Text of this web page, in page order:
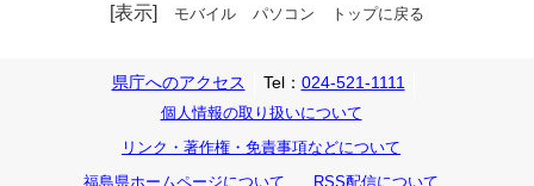
[表示] モバイル パソコン トップに戻る
県庁へのアクセス Tel： 024-521-1111
個人情報の取り扱いについて
リンク・著作権・免責事項などについて
福島県ホームページについて
RSS配信について